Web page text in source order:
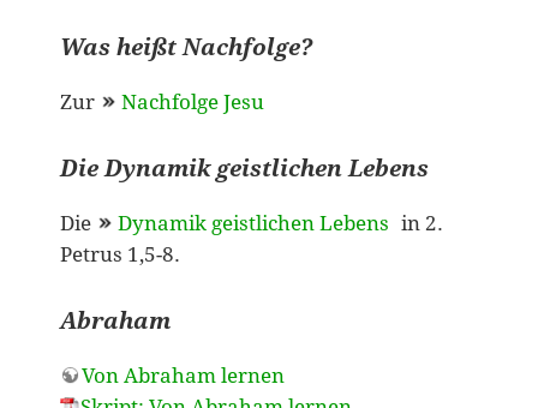
Was heißt Nachfolge?
Zur Nachfolge Jesu
Die Dynamik geistlichen Lebens
Die Dynamik geistlichen Lebens in 2.
Petrus 1,5-8.
Abraham
Von Abraham lernen